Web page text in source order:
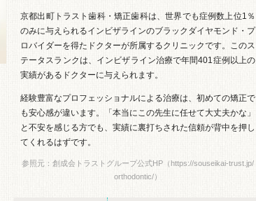
京都出町トラスト歯科・矯正歯科は、世界でも症例数上位1％
のみに与えられるインビザラインのブラックダイヤモンド・プ
ロバイダーを得たドクターが所属するクリニックです。このス
テータスランクは、インビザライン治療で年間401症例以上の
実績があるドクターに与えられます。
経験豊富なプロフェッショナルによる治療は、初めての矯正で
も安心感が違います。「本当にこの先生に任せて大丈夫かな」
と不安を感じる方でも、実績に裏打ちされた信頼が背中を押し
てくれるはずです。
参照元：創成会トラストグループ公式HP（https://souseikai-trust.jp/
orthodontic/）